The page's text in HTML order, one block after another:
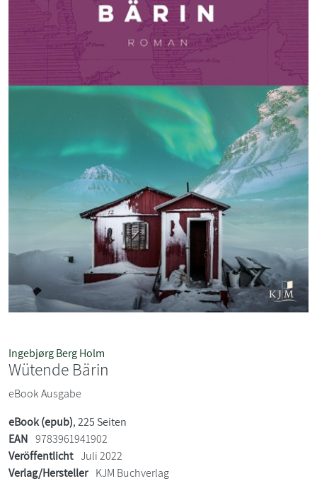
Ingebjørg Berg Holm
Wütende Bärin
eBook Ausgabe
eBook (epub), 225 Seiten
EAN 9783961941902
Veröffentlicht Juli 2022
Verlag/Hersteller KJM Buchverlag